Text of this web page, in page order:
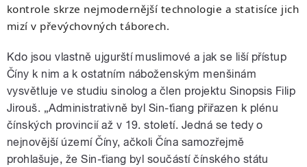
kontrole skrze nejmodernější technologie a statisíce jich
mizí v převýchovných táborech.
Kdo jsou vlastně ujgurští muslimové a jak se liší přístup
Číny k nim a k ostatním náboženským menšinám
vysvětluje ve studiu sinolog a člen projektu Sinopsis Filip
Jirouš. „Administrativně byl Sin-ťiang přiřazen k plénu
čínských provincií až v 19. století. Jedná se tedy o
nejnovější území Číny, ačkoli Čína samozřejmě
prohlašuje, že Sin-ťiang byl součástí čínského státu